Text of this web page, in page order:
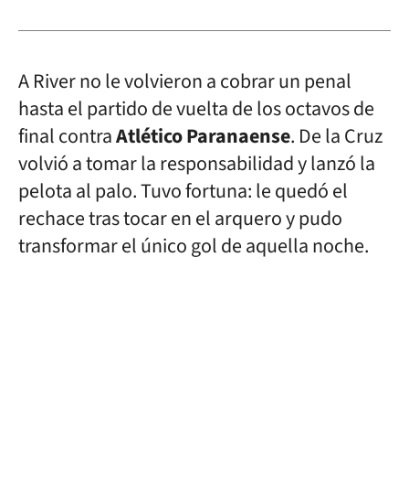
A River no le volvieron a cobrar un penal
hasta el partido de vuelta de los octavos de
final contraAtlético Paranaense. De la Cruz
volvió a tomar la responsabilidad y lanzó la
pelota al palo. Tuvo fortuna: le quedó el
rechace tras tocar en el arquero y pudo
transformar el único gol de aquella noche.